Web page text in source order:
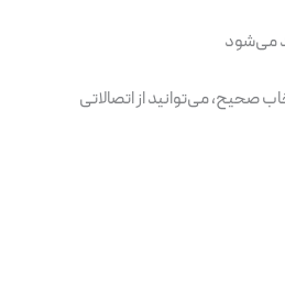
می‌شود
صحیح، می‌توانید از اتصالاتی